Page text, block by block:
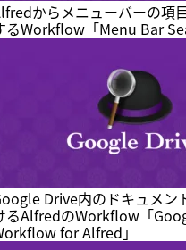
からメニューバーの項
るWorkflow「Menu Bar
Drive内のドキュメン
るAlfredのWorkflow「
for Alfred」